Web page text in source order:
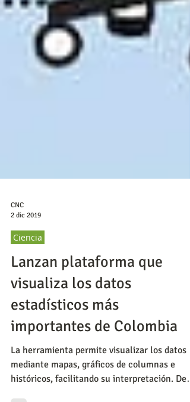
CNC
2 dic 2019
Ciencia
Lanzan plataforma que
visualiza los datos
estadísticos más
importantes de Colombia
La herramienta permite visualizar los datos